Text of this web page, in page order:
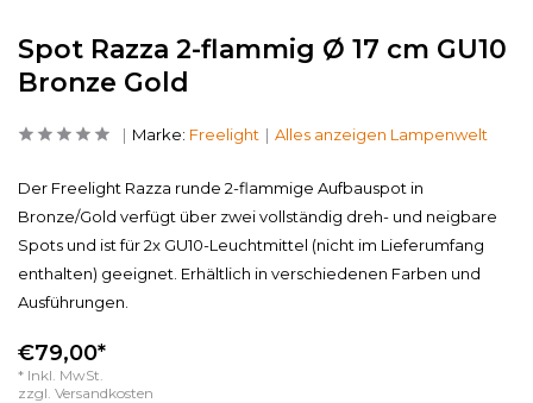
Spot Razza 2-flammig Ø 17 cm GU10
Bronze Gold
Marke: Freelight Alles anzeigen Lampenwelt
Der Freelight Razza runde 2-flammige Aufbauspot in
Bronze/Gold verfügt über zwei vollständig dreh- und neigbare
Spots und ist für 2x GU10-Leuchtmittel (nicht im Lieferumfang
enthalten) geeignet. Erhältlich in verschiedenen Farben und
Ausführungen.
€79,00*
* Inkl. MwSt.
zzgl. Versandkosten